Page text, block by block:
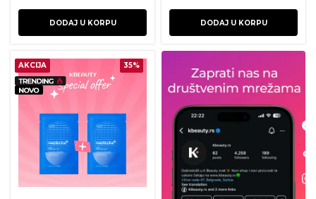
DODAJ U KORPU DODAJ U KORPU
AKCIJA 35%